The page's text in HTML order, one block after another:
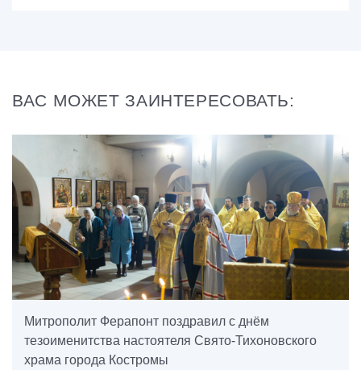
ВАС МОЖЕТ ЗАИНТЕРЕСОВАТЬ:
Митрополит Ферапонт поздравил с днём
тезоименитства настоятеля Свято-Тихоновского
храма города Костромы